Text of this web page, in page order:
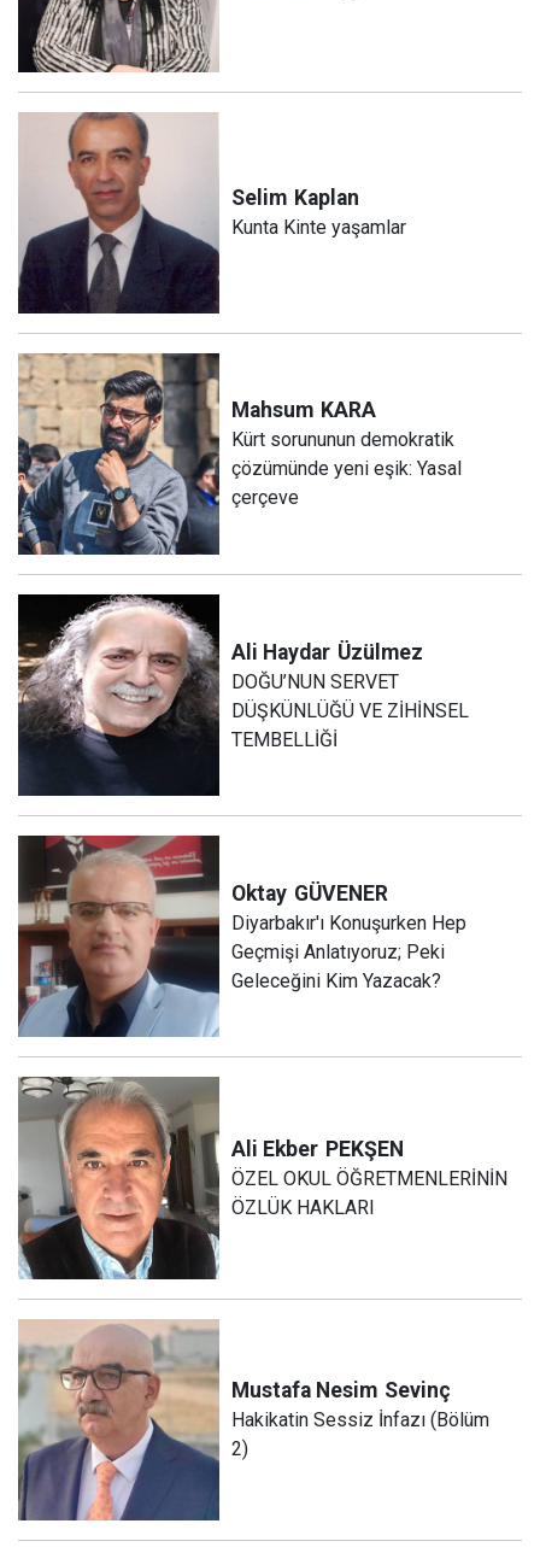
Selim Kaplan
Kunta Kinte yaşamlar
Mahsum KARA
Kürt sorununun demokratik
çözümünde yeni eşik: Yasal
çerçeve
Ali Haydar Üzülmez
DOĞU’NUN SERVET
DÜŞKÜNLÜĞÜ VE ZİHİNSEL
TEMBELLİĞİ
Oktay GÜVENER
Diyarbakır'ı Konuşurken Hep
Geçmişi Anlatıyoruz; Peki
Geleceğini Kim Yazacak?
Ali Ekber PEKŞEN
ÖZEL OKUL ÖĞRETMENLERİNİN
ÖZLÜK HAKLARI
Mustafa Nesim Sevinç
Hakikatin Sessiz İnfazı (Bölüm
2)